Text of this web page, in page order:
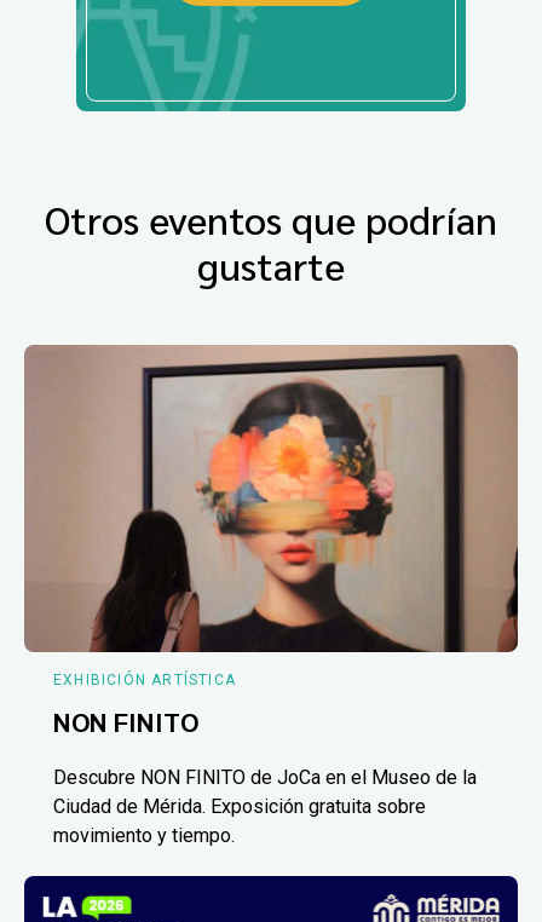
Otros eventos que podrían
gustarte
EXHIBICIÓN ARTÍSTICA
NON FINITO
Descubre NON FINITO de JoCa en el Museo de la
Ciudad de Mérida. Exposición gratuita sobre
movimiento y tiempo.